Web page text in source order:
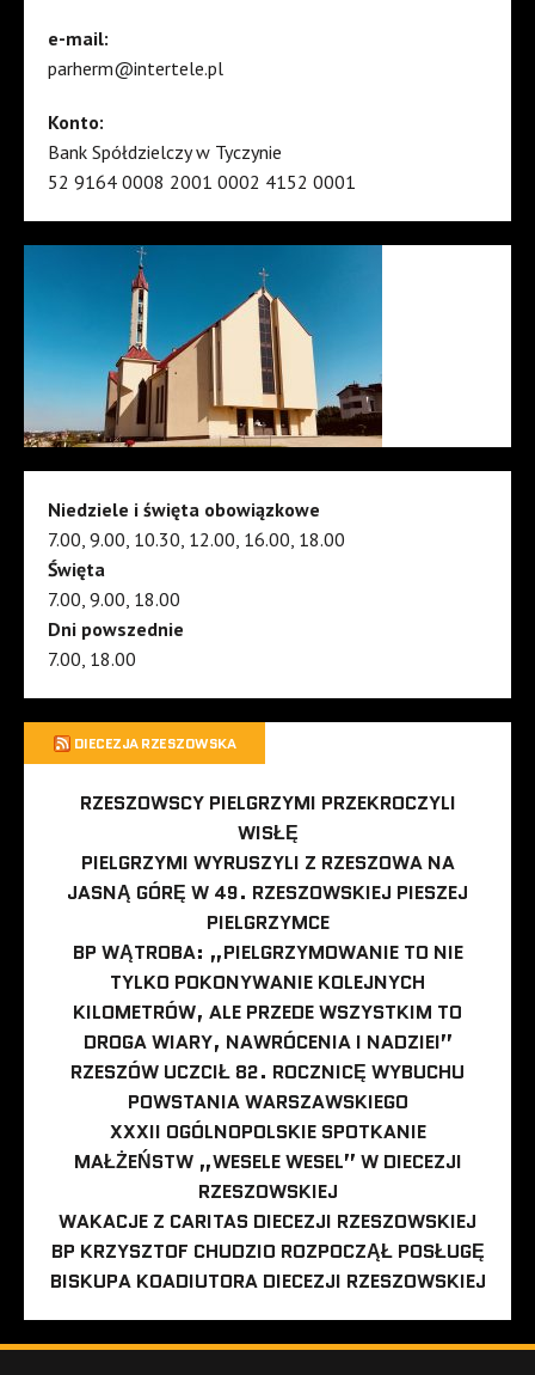
e-mail:
parherm@intertele.pl
Konto:
Bank Spółdzielczy w Tyczynie
52 9164 0008 2001 0002 4152 0001
Niedziele i święta obowiązkowe
7.00, 9.00, 10.30, 12.00, 16.00, 18.00
Święta
7.00, 9.00, 18.00
Dni powszednie
7.00, 18.00
DIECEZJA RZESZOWSKA
RZESZOWSCY PIELGRZYMI PRZEKROCZYLI
WISŁĘ
PIELGRZYMI WYRUSZYLI Z RZESZOWA NA
JASNĄ GÓRĘ W 49. RZESZOWSKIEJ PIESZEJ
PIELGRZYMCE
BP WĄTROBA: „PIELGRZYMOWANIE TO NIE
TYLKO POKONYWANIE KOLEJNYCH
KILOMETRÓW, ALE PRZEDE WSZYSTKIM TO
DROGA WIARY, NAWRÓCENIA I NADZIEI”
RZESZÓW UCZCIŁ 82. ROCZNICĘ WYBUCHU
POWSTANIA WARSZAWSKIEGO
XXXII OGÓLNOPOLSKIE SPOTKANIE
MAŁŻEŃSTW „WESELE WESEL” W DIECEZJI
RZESZOWSKIEJ
WAKACJE Z CARITAS DIECEZJI RZESZOWSKIEJ
BP KRZYSZTOF CHUDZIO ROZPOCZĄŁ POSŁUGĘ
BISKUPA KOADIUTORA DIECEZJI RZESZOWSKIEJ